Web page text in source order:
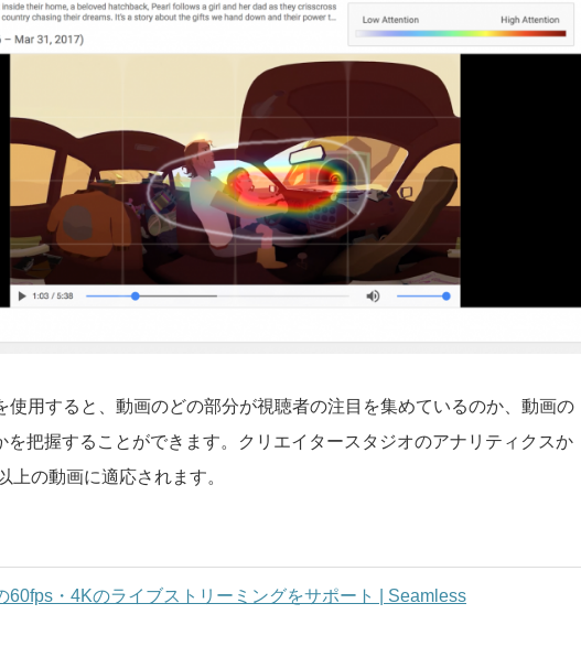
使用すると、動画のどの部分が視聴者の注目を集めているのか、動画の
把握することができます。クリエイタースタジオのアナリティクスか
上の動画に適応されます。
60fps・4Kのライブストリーミングをサポート | Seamless